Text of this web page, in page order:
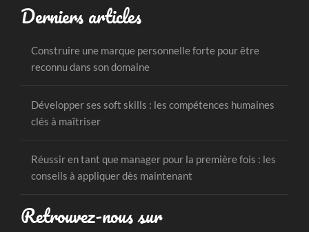
Derniers articles
Construire une marque personnelle forte pour être
reconnu dans son domaine
Développer ses soft skills : les compétences humaines
clés à maîtriser
Réussir en tant que manager pour la première fois : les
conseils à appliquer dès maintenant
Retrouvez-nous sur